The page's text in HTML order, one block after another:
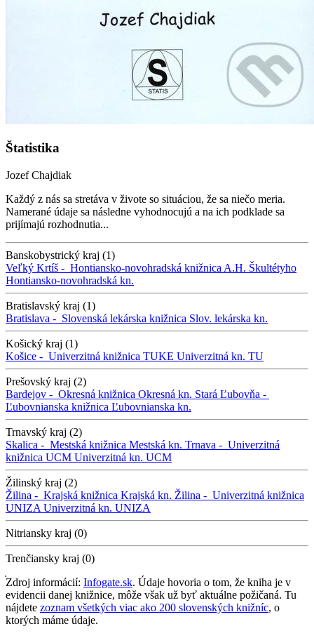
Štatistika
Jozef Chajdiak
Každý z nás sa stretáva v živote so situáciou, že sa niečo meria.
Namerané údaje sa následne vyhodnocujú a na ich podklade sa
prijímajú rozhodnutia...
Banskobystrický kraj (1)
Veľký Krtíš - Hontiansko-novohradská knižnica A.H. Škultétyho
Hontiansko-novohradská kn.
Bratislavský kraj (1)
Bratislava - Slovenská lekárska knižnica Slov. lekárska kn.
Košický kraj (1)
Košice - Univerzitná knižnica TUKE Univerzitná kn. TU
Prešovský kraj (2)
Bardejov - Okresná knižnica Okresná kn. Stará Ľubovňa -
Ľubovnianska knižnica Ľubovnianska kn.
Trnavský kraj (2)
Skalica - Mestská knižnica Mestská kn. Trnava - Univerzitná
knižnica UCM Univerzitná kn. UCM
Žilinský kraj (2)
Žilina - Krajská knižnica Krajská kn. Žilina - Univerzitná knižnica
UNIZA Univerzitná kn. UNIZA
Nitriansky kraj (0)
Trenčiansky kraj (0)
Zdroj informácií: Infogate.sk. Údaje hovoria o tom, že kniha je v
evidencii danej knižnice, môže však už byť aktuálne požičaná. Tu
nájdete zoznam všetkých viac ako 200 slovenských knižníc, o
ktorých máme údaje.